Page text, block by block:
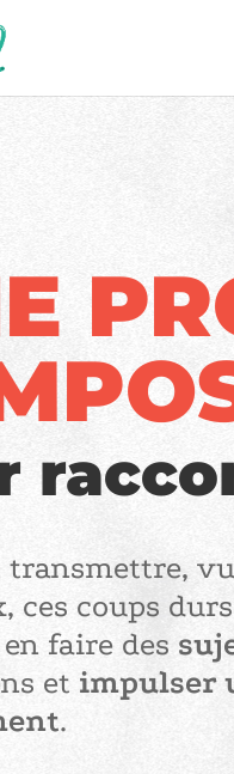
transmettre,
ces coups
faire des
et impulser
.